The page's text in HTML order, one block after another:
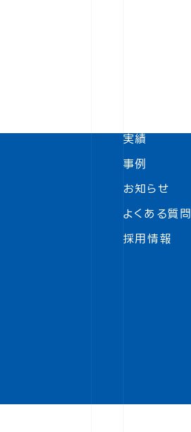
実績
事例
お知らせ
よくある質問
採用情報